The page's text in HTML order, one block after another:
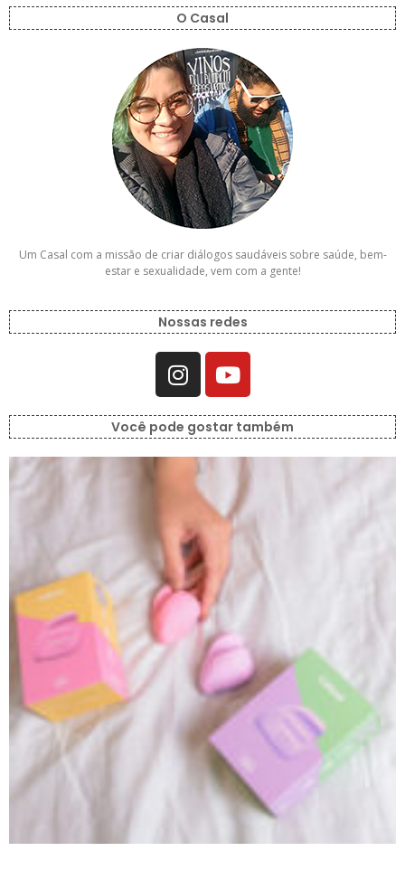
O Casal
Um Casal com a missão de criar diálogos saudáveis sobre saúde, bem-
estar e sexualidade, vem com a gente!
Nossas redes
Você pode gostar também